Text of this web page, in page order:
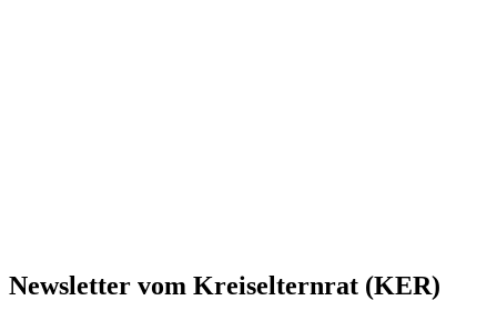
Newsletter vom Kreiselternrat (KER)